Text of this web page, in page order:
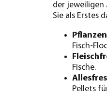
der jeweiligen
Sie als Erstes
Fisch-
Fische.
Pellets